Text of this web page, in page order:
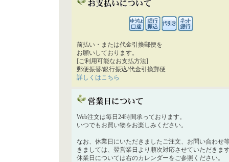
前払い・または代金引換郵便を
お願いしております。
[ご利用可能なお支払方法]
郵便振替/銀行振込/代金引換郵便
詳しくはこちら
Web注文は毎日24時間承っております。
いつでもお買い物をお楽しみください。
なお、休業日にいただきましたご注文、お問い合わせ
きましては、翌営業日より順次対応させていただきま
休業日については右のカレンダーをご参照ください。